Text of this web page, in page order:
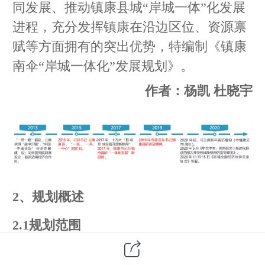
同发展、推动镇康县城“岸城一体”化发展
进程，充分发挥镇康在沿边区位、资源禀
赋等方面拥有的突出优势，特编制《镇康
南伞“岸城一体化”发展规划》。
作者：杨凯 杜晓宇
2、规划概述
2.1规划范围
规划区位于镇康县南伞镇，规划范围东至